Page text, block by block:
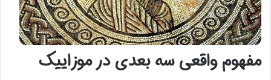
مفهوم واقعی سه بعدی در موزاییک